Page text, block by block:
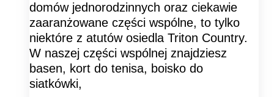
domów jednorodzinnych oraz ciekawie
zaaranżowane części wspólne, to tylko
niektóre z atutów osiedla Triton Country.
W naszej części wspólnej znajdziesz
basen, kort do tenisa, boisko do
siatkówki,